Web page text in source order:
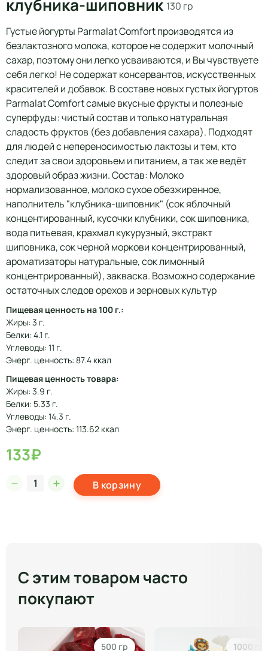
клубника-шиповник 130 гр
Густые йогурты Parmalat Comfort производятся из
безлактозного молока, которое не содержит молочный
сахар, поэтому они легко усваиваются, и Вы чувствуете
себя легко! Не содержат консервантов, искусственных
красителей и добавок. В составе новых густых йогуртов
Parmalat Comfort самые вкусные фрукты и полезные
суперфуды: чистый состав и только натуральная
сладость фруктов (без добавления сахара). Подходят
для людей с непереносимостью лактозы и тем, кто
следит за свои здоровьем и питанием, а так же ведёт
здоровый образ жизни. Состав: Молоко
нормализованное, молоко сухое обезжиренное,
наполнитель "клубника-шиповник" (сок яблочный
концентированный, кусочки клубники, сок шиповника,
вода питьевая, крахмал кукурузный, экстракт
шиповника, сок черной моркови концентрированный,
ароматизаторы натуральные, сок лимонный
концентрированный), закваска. Возможно содержание
остаточных следов орехов и зерновых культур
Пищевая ценность на 100 г.:
Жиры: 3 г.
Белки: 4.1 г.
Углеводы: 11 г.
Энерг. ценность: 87.4 ккал
Пищевая ценность товара:
Жиры: 3.9 г.
Белки: 5.33 г.
Углеводы: 14.3 г.
Энерг. ценность: 113.62 ккал
133₽
В корзину
С этим товаром часто
покупают
500 гр 1000 гр